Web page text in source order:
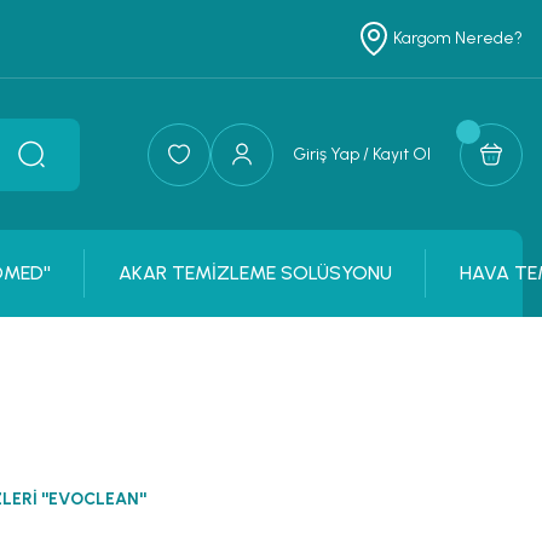
Kargom Nerede?
Giriş Yap / Kayıt Ol
AKAR TEMİZLEME SOLÜSYONU HAVA
''EVOCLEAN''